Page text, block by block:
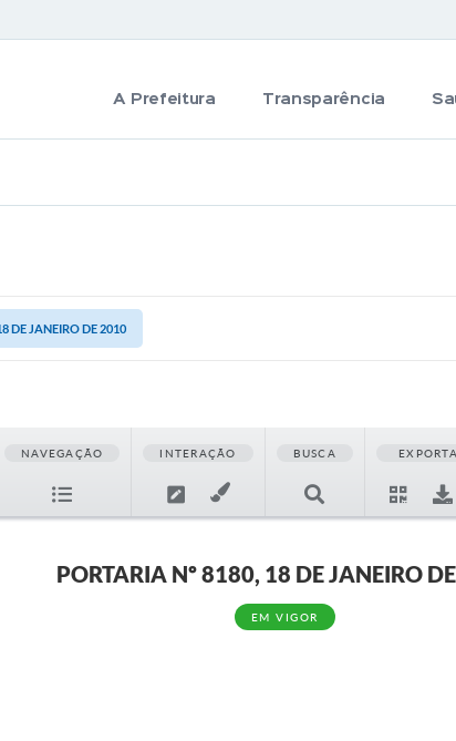
A Prefeitura Transparência
DE JANEIRO DE 2010
NAVEGAÇÃO INTERAÇÃO BUSCA
PORTARIA Nº 8180, 18 DE JANEIRO
EM VIGOR